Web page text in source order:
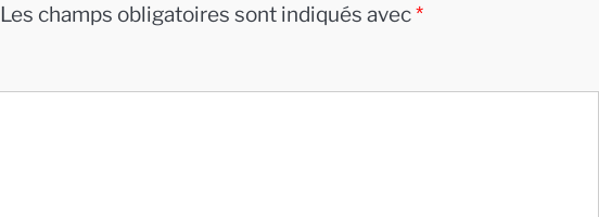
Les champs obligatoires sont indiqués avec*